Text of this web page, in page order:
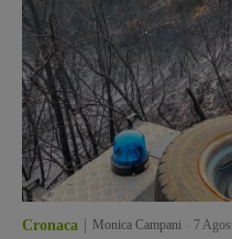
Cronaca Monica Campani 7